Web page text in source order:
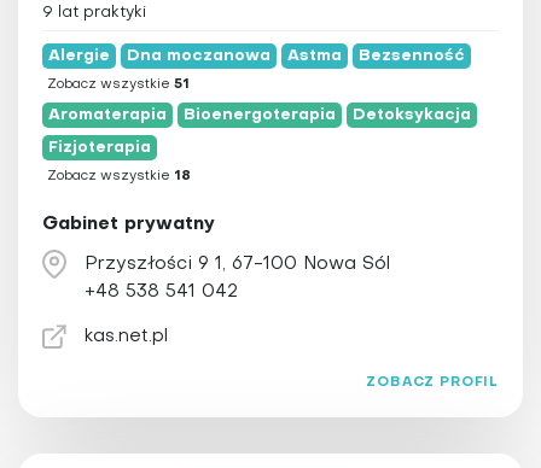
9 lat praktyki
Alergie Dna moczanowa Astma Bezsenność
Zobacz wszystkie 51
Aromaterapia Bioenergoterapia Detoksykacja
Fizjoterapia
Zobacz wszystkie 18
Gabinet prywatny
Przyszłości 9 1, 67-100 Nowa Sól
+48 538 541 042
kas.net.pl
ZOBACZ PROFIL